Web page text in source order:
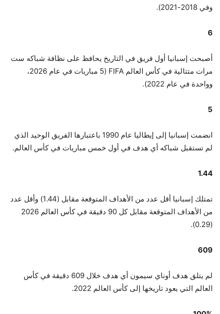
وفي 2018-2021).
6
أصبحت إسبانيا أول فريق في التاريخ يحافظ على نظافة شباكه ست
مرات متتالية في كأس العالم FIFA (5 مباريات في عام 2026،
وواحدة في عام 2022).
5
انضمت إسبانيا إلى إيطاليا عام 1990 باعتبارها الفريق الوحيد الذي
لم تستقبل شباكه أي هدف في أول خمس مباريات في كأس العالم.
1.44
تمتلك إسبانيا أقل عدد من الأهداف المتوقعة مقابل (1.44) وأقل عدد
من الأهداف المتوقعة مقابل كل 90 دقيقة في كأس العالم 2026
(0.29).
609
لم يتلق هدف أوناي سيمون أي هدف خلال 609 دقيقة في كأس
العالم التي يعود تاريخها إلى كأس العالم 2022.